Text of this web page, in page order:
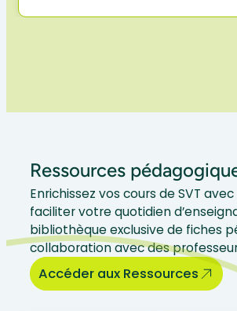
Ressources
Enrichissez vos cours de SVT
faciliter votre quotidien
bibliothèque exclusive de fiches
collaboration avec des
Accéder aux Ressources